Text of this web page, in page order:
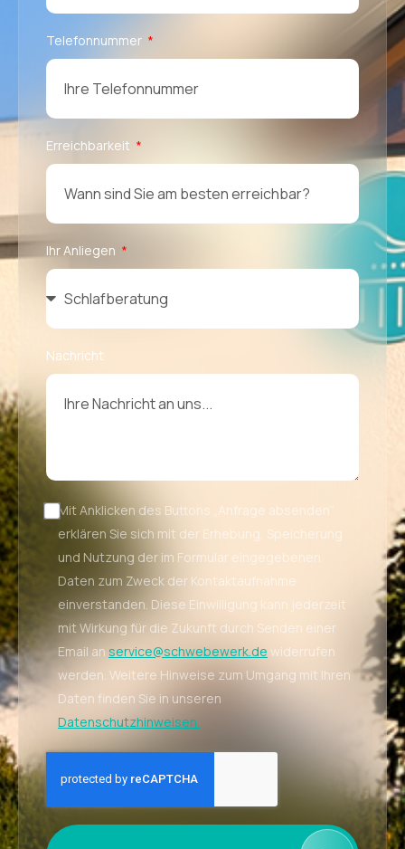
Telefonnummer
Erreichbarkeit
Ihr Anliegen
Nachricht
Mit Anklicken des Buttons „Anfrage absenden“
erklären Sie sich mit der Erhebung, Speicherung
und Nutzung der im Formular eingegebenen
Daten zum Zweck der Kontaktaufnahme
einverstanden. Diese Einwilligung kann jederzeit
mit Wirkung für die Zukunft durch Senden einer
Email an service@schwebewerk.de widerrufen
werden. Weitere Hinweise zum Umgang mit Ihren
Daten finden Sie in unseren
Datenschutzhinweisen.